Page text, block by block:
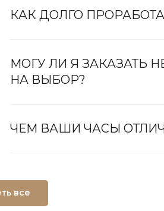
КАК ДОЛГО
МОГУ ЛИ Я ЗАКАЗАТЬ
НА ВЫБОР?
ЧЕМ ВАШИ ЧАСЫ
все